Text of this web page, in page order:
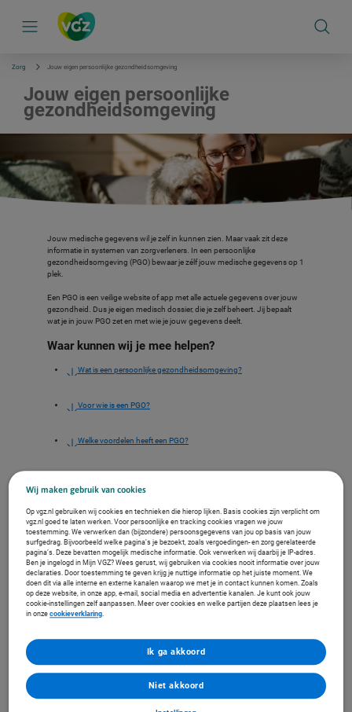
v
Zorg Jouw eigen persoonlijke gezondheidsomgeving
Jouw eigen persoonlijke
gezondheidsomgeving
Jouw medische gegevens wil je zelf in kunnen zien. Maar vaak zit deze
informatie in systemen van zorgverleners. In een persoonlijke
gezondheidsomgeving (PGO) bewaar je zélf jouw medische gegevens op 1
plek.
Een PGO is een veilige website of app met alle actuele gegevens over jouw
gezondheid. Dus je eigen medisch dossier, die je zelf beheert. Jij bepaalt
wat je in jouw PGO zet en met wie je jouw gegevens deelt.
Waar kunnen wij je mee helpen?
Wat is een persoonlijke gezondheidsomgeving?
Voor wie is een PGO?
Welke voordelen heeft een PGO?
Waarom wij dit belangrijk vinden
Wat is een persoonlijke gezondheidsomgeving?
In onderstaande video vertelt Lucas wat een PGO is. En waarom deze
handig is.
YouTube video
Deze video is alleen af te spelen
als de tracking-cookies op onze
website geaccepteerd zijn.
Wij maken gebruik van cookies
Op vgz.nl gebruiken wij cookies en technieken die hierop lijken. Basis cookies zijn verplicht om
vgz.nl goed te laten werken. Voor persoonlijke en tracking cookies vragen we jouw
toestemming. We verwerken dan (bijzondere) persoonsgegevens van jou op basis van jouw
surfgedrag. Bijvoorbeeld welke pagina’s je bezoekt, zoals vergoedingen- en zorg gerelateerde
pagina’s. Deze bevatten mogelijk medische informatie. Ook verwerken wij daarbij je IP-adres.
Ben je ingelogd in Mijn VGZ? Wees gerust, wij gebruiken via cookies nooit informatie over jouw
declaraties. Door toestemming te geven krijg je nuttige informatie op het juiste moment. We
doen dit via alle interne en externe kanalen waarop we met je in contact kunnen komen. Zoals
op deze website, in onze app, e-mail, social media en advertentie kanalen. Je kunt ook jouw
cookie-instellingen zelf aanpassen. Meer over cookies en welke partijen deze plaatsen lees je
in onzecookieverklaring.
Niet akkoord
Ik ga akkoord